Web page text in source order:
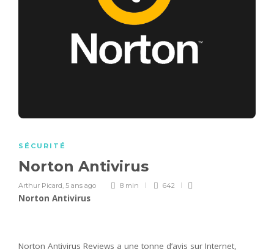
SÉCURITÉ
Norton Antivirus
Arthur Picard, 5 ans ago 8 min 642
Norton Antivirus
Norton Antivirus Reviews a une tonne d’avis sur Internet,